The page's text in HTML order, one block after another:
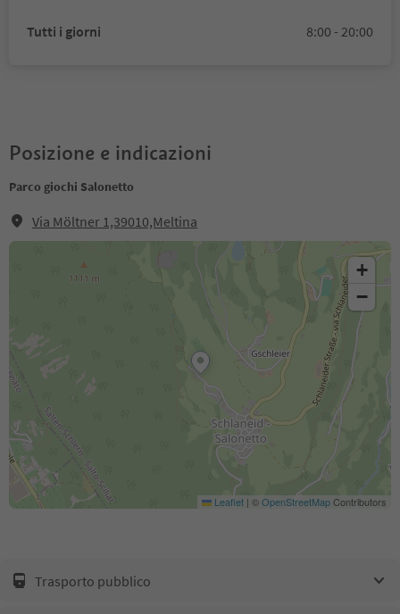
Tutti i giorni 8:00 - 20:00
Posizione e indicazioni
Parco giochi Salonetto
Via Möltner 1,39010,Meltina
+
−
Leaflet | ©OpenStreetMapContributors
Trasporto pubblico